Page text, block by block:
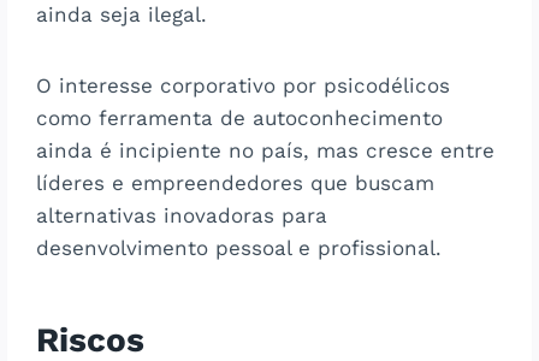
ainda seja ilegal.
O interesse corporativo por psicodélicos
como ferramenta de autoconhecimento
ainda é incipiente no país, mas cresce entre
líderes e empreendedores que buscam
alternativas inovadoras para
desenvolvimento pessoal e profissional.
Riscos